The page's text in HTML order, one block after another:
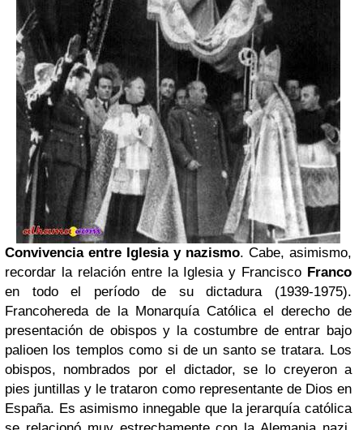
Convivenciaentre Iglesia y nazismo. Cabe, asimismo,
recordar la relación entre la Iglesia y Francisco Franco
en todo el período de su dictadura (1939-1975).
Francohereda de la Monarquía Católica el derecho de
presentación de obispos y la costumbre de entrar bajo
palioen los templos como si de un santo se tratara. Los
obispos, nombrados por el dictador, se lo creyeron a
pies juntillas y le trataron como representante de Dios en
España. Es asimismo innegable que la jerarquía católica